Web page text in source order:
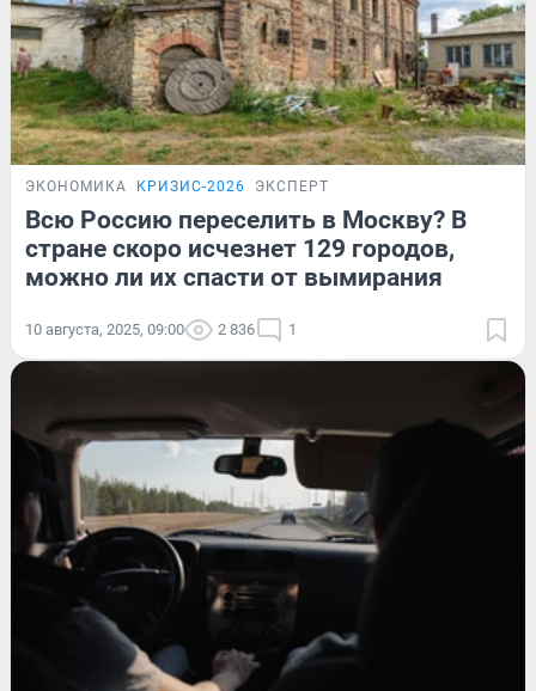
ЭКОНОМИКА КРИЗИС-2026 ЭКСПЕРТ
Всю Россию переселить в Москву? В
стране скоро исчезнет 129 городов,
можно ли их спасти от вымирания
10 августа, 2025, 09:00 2 836 1